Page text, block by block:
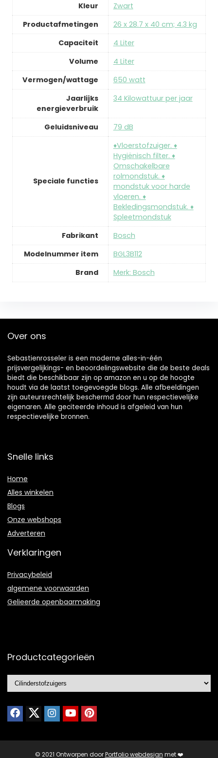
Kleur
‎Zwart
Productafmetingen
‎26 x 28.7 x 40 cm; 4.3 kg
Capaciteit
‎4 Liter
Volume
‎4 Liter
Vermogen/wattage
‎650 watt
Jaarlijks
energieverbruik
‎34 Kilowattuur per jaar
Geluidsniveau ‎79 dB
Speciale functies
‎♦Vloerstofzuiger. ♦
Hygiënisch filter. ♦
Omschakelbare
rolmondstuk. ♦
mondstuk voor harde
vloeren. ♦
Bekledingsmondstuk. ♦
Spleetmondstuk
Fabrikant
‎Bosch
Modelnummer item
‎BGL3B112
Brand
Merk: Bosch
Over ons
Sebastienrosseler is een moderne alles-in-één
prijsvergelijkings- en beoordelingswebsite die de beste deals
biedt die beschikbaar zijn op amazon en u op de hoogte
houdt via de laatst toegevoegde blogs. Alle afbeeldingen
zijn auteursrechtelijk beschermd door hun respectievelijke
eigenaren. Alle geciteerde inhoud is afgeleid van hun
respectievelijke bronnen.
Snelle links
Home
Alles winkelen
Blogs
Onze webshops
Adverteren
Verklaringen
Privacybeleid
algemene voorwaarden
Gelieerde openbaarmaking
Productcategorieën
© 2021 Ontworpen doorPortfolio webdesign met ❤️